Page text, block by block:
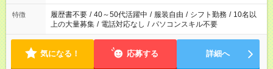
の勤務時間。 合計で週40時間を超える場合は応募できません。
特徴 履歴書不要 / 40～50代活躍中 / 服装自由 / シフト勤務 / 10名以
上の大量募集 / 電話対応なし / パソコンスキル不要
気になる！ 応募する 詳細へ